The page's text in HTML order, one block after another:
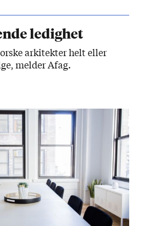
ledighet
arkitekter helt eller
melder Afag.